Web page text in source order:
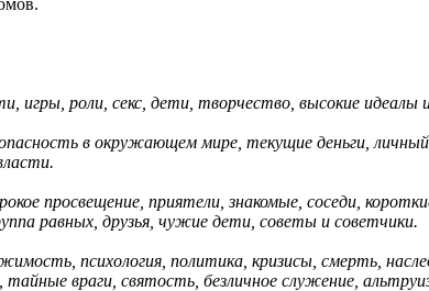
роли, секс, дети, творчество, высокие идеалы
в окружающем мире, текущие деньги,
просвещение, приятели, знакомые, соседи,
равных, друзья, чужие дети, советы и советчики.
психология, политика, кризисы, смерть,
враги, святость, безличное служение,